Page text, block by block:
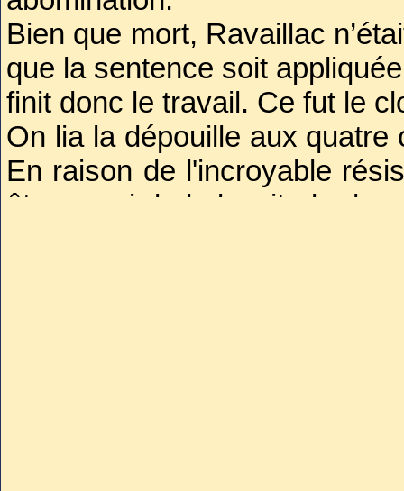
de Grève pour y subir
d’aléas, tourna à l’horreur
Bien que mort, Ravaillac
que la sentence soit
finit donc le travail. Ce fut le
On lia la dépouille aux quatre
En raison de l'incroyable
être aussi de la lassitude